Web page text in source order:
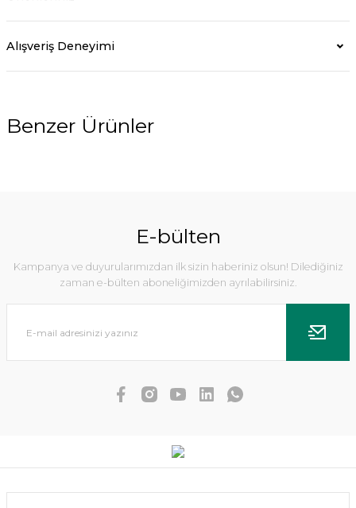
Alışveriş Deneyimi
Benzer Ürünler
E-bülten
Kampanya ve duyurularımızdan ilk sizin haberiniz olsun! Dilediğiniz
zaman e-bülten aboneliğimizden ayrılabilirsiniz.